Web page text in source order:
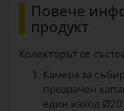
Повече
продукт
Колекторът се
Камера за
прозрачен
един изход